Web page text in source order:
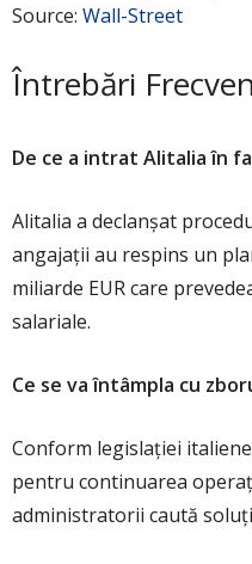
Source: Wall-Street
Întrebări
De ce a intrat Alitalia în
Alitalia a declanșat
angajații au respins un
miliarde EUR care
salariale.
Ce se va întâmpla cu
Conform legislației
pentru continuarea
administratorii caută